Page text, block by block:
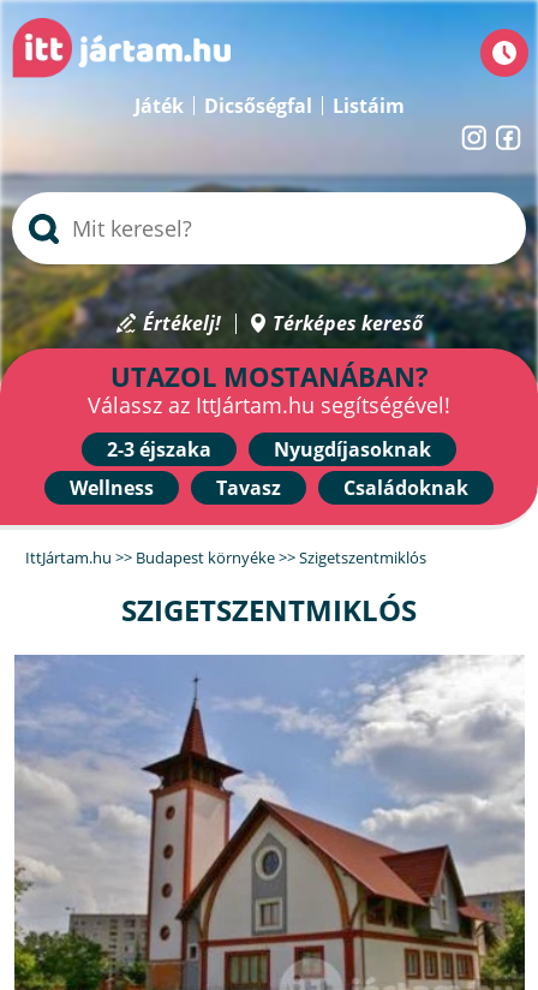
Játék Dicsőségfal Listáim
Értékelj! Térképes kereső
UTAZOL MOSTANÁBAN?
Válassz az IttJártam.hu segítségével!
2-3 éjszaka
Nyugdíjasoknak
Wellness
Tavasz Családoknak
IttJártam.hu >> Budapest környéke>>Szigetszentmiklós
SZIGETSZENTMIKLÓS